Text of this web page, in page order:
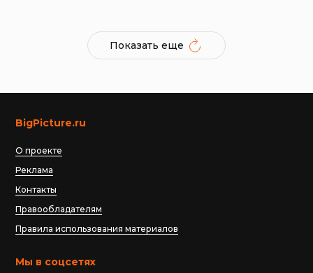
Показать еще
BigPicture.ru
О проекте
Реклама
Контакты
Правообладателям
Правила использования материалов
Мы в соцсетях